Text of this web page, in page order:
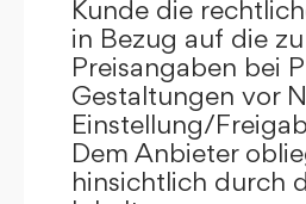
Kunde die
in Bezug auf die
Preisangaben bei
Gestaltungen vor
Einstellung/
Dem Anbieter
hinsichtlich durch